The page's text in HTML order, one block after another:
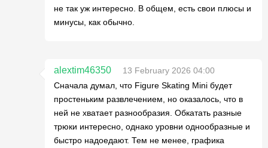
не так уж интересно. В общем, есть свои плюсы и
минусы, как обычно.
alextim46350
13 February 2026 04:00
Сначала думал, что Figure Skating Mini будет
простеньким развлечением, но оказалось, что в
ней не хватает разнообразия. Обкатать разные
трюки интересно, однако уровни однообразные и
быстро надоедают. Тем не менее, графика